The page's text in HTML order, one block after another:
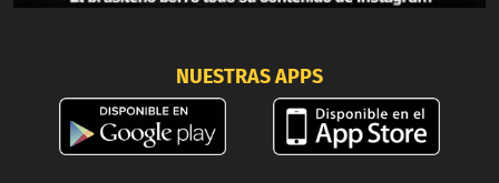
NUESTRAS APPS